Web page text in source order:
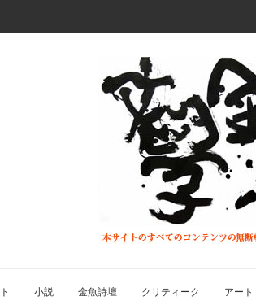
小説 金魚詩壇 クリティーク アート